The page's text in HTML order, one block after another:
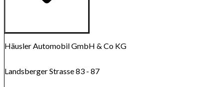
Karte wird geladen...
Häusler Automobil GmbH & Co KG
Landsberger Strasse 83 - 87